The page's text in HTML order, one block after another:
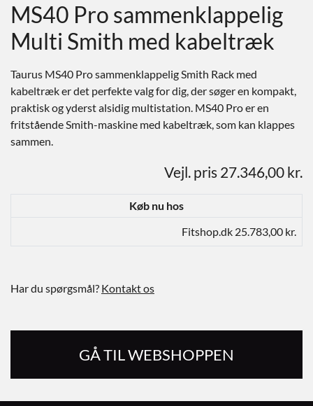
MS40 Pro sammenklappelig
Multi Smith med kabeltræk
Taurus MS40 Pro sammenklappelig Smith Rack med
kabeltræk er det perfekte valg for dig, der søger en kompakt,
praktisk og yderst alsidig multistation. MS40 Pro er en
fritstående Smith-maskine med kabeltræk, som kan klappes
sammen.
Vejl. pris 27.346,00 kr.
Køb nu hos
Fitshop.dk 25.783,00 kr.
Har du spørgsmål? Kontakt os
GÅ TIL WEBSHOPPEN